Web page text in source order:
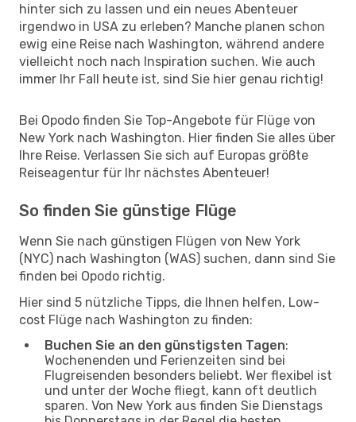
hinter sich zu lassen und ein neues Abenteuer
irgendwo in USA zu erleben? Manche planen schon
ewig eine Reise nach Washington, während andere
vielleicht noch nach Inspiration suchen. Wie auch
immer Ihr Fall heute ist, sind Sie hier genau richtig!
Bei Opodo finden Sie Top-Angebote für Flüge von
New York nach Washington. Hier finden Sie alles über
Ihre Reise. Verlassen Sie sich auf Europas größte
Reiseagentur für Ihr nächstes Abenteuer!
So finden Sie günstige Flüge
Wenn Sie nach günstigen Flügen von New York
(NYC) nach Washington (WAS) suchen, dann sind Sie
finden bei Opodo richtig.
Hier sind 5 nützliche Tipps, die Ihnen helfen, Low-
cost Flüge nach Washington zu finden:
Buchen Sie an den günstigsten Tagen:
Wochenenden und Ferienzeiten sind bei
Flugreisenden besonders beliebt. Wer flexibel ist
und unter der Woche fliegt, kann oft deutlich
sparen. Von New York aus finden Sie Dienstags